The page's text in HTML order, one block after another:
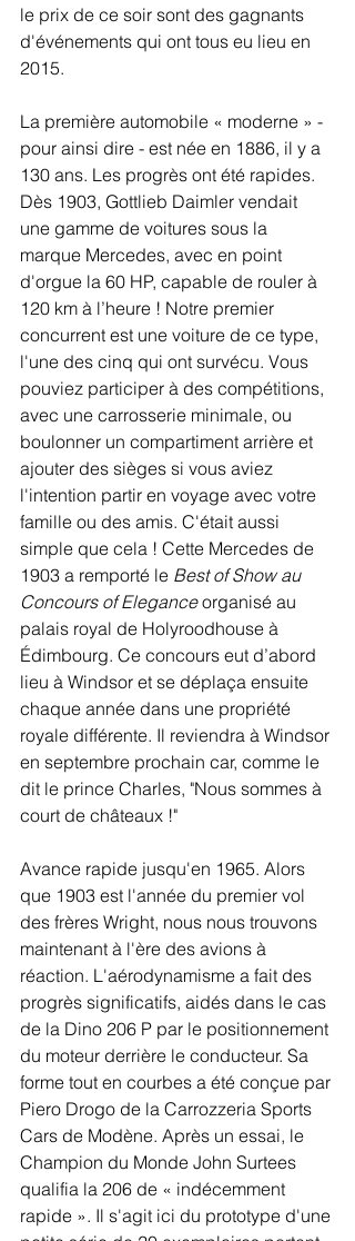
le prix de ce soir sont des gagnants
d'événements qui ont tous eu lieu en
2015.
La première automobile « moderne » -
pour ainsi dire - est née en 1886, il y a
130 ans. Les progrès ont été rapides.
Dès 1903, Gottlieb Daimler vendait
une gamme de voitures sous la
marque Mercedes, avec en point
d'orgue la 60 HP, capable de rouler à
120 km à l’heure ! Notre premier
concurrent est une voiture de ce type,
l'une des cinq qui ont survécu. Vous
pouviez participer à des compétitions,
avec une carrosserie minimale, ou
boulonner un compartiment arrière et
ajouter des sièges si vous aviez
l'intention partir en voyage avec votre
famille ou des amis. C'était aussi
simple que cela ! Cette Mercedes de
1903 a remporté le Best of Show au
Concours of Elegance organisé au
palais royal de Holyroodhouse à
Édimbourg. Ce concours eut d’abord
lieu à Windsor et se déplaça ensuite
chaque année dans une propriété
royale différente. Il reviendra à Windsor
en septembre prochain car, comme le
dit le prince Charles, "Nous sommes à
court de châteaux !"
Avance rapide jusqu'en 1965. Alors
que 1903 est l'année du premier vol
des frères Wright, nous nous trouvons
maintenant à l'ère des avions à
réaction. L'aérodynamisme a fait des
progrès significatifs, aidés dans le cas
de la Dino 206 P par le positionnement
du moteur derrière le conducteur. Sa
forme tout en courbes a été conçue par
Piero Drogo de la Carrozzeria Sports
Cars de Modène. Après un essai, le
Champion du Monde John Surtees
qualifia la 206 de « indécemment
rapide ». Il s'agit ici du prototype d'une